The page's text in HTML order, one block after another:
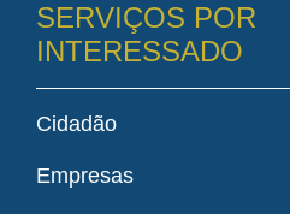
SERVIÇOS POR
INTERESSADO
Cidadão
Empresas